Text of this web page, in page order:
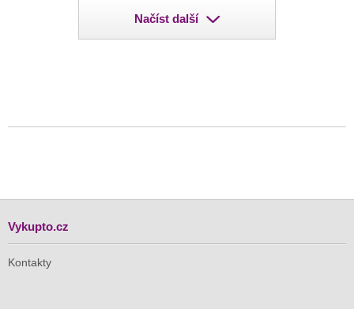
Načíst další
Vykupto.cz
Kontakty